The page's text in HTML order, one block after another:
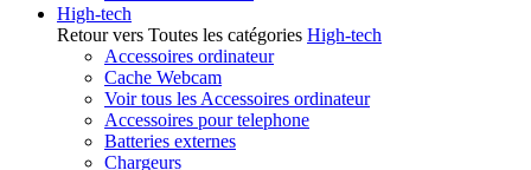
High-tech
Retour vers Toutes les catégories High-tech
Accessoires ordinateur
Cache Webcam
Voir tous les Accessoires ordinateur
Accessoires pour telephone
Batteries externes
Chargeurs